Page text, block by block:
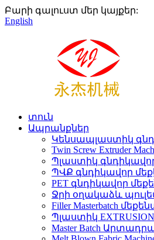
Բարի գալուստ մեր կայքեր:
English
տուն
Ապրանքներ
Կենսապլաստիկ
Twin Screw Extruder
Պլաստիկ
ՊՎՔ գնդիկավոր
PET գնդիկավոր
Ջրի օղակաձև
Filler Masterbatch
Պլաստիկ
Master Batch